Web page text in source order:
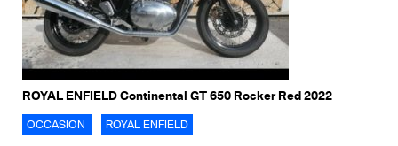
ROYAL ENFIELD Continental GT 650 Rocker Red 2022
OCCASION ROYAL ENFIELD